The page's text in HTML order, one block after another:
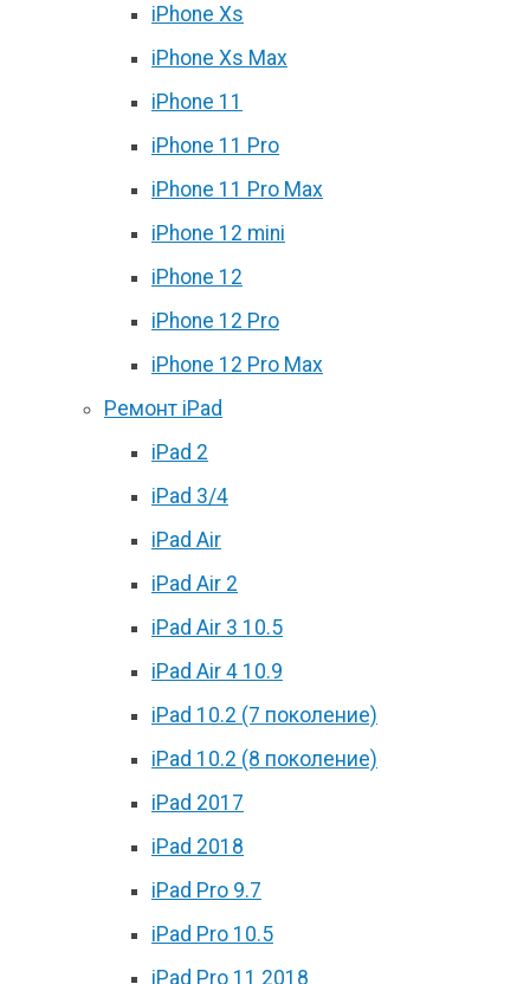
iPhone Xs
iPhone Xs Max
iPhone 11
iPhone 11 Pro
iPhone 11 Pro Max
iPhone 12 mini
iPhone 12
iPhone 12 Pro
iPhone 12 Pro Max
Ремонт iPad
iPad 2
iPad 3/4
iPad Air
iPad Air 2
iPad Air 3 10.5
iPad Air 4 10.9
iPad 10.2 (7 поколение)
iPad 10.2 (8 поколение)
iPad 2017
iPad 2018
iPad Pro 9.7
iPad Pro 10.5
iPad Pro 11 2018